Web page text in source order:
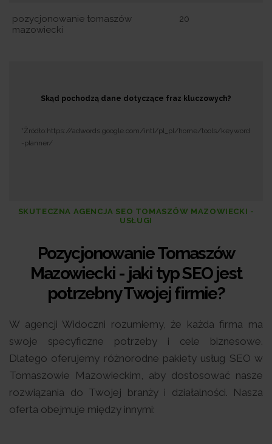
pozycjonowanie tomaszów
mazowiecki
20
Skąd pochodzą dane dotyczące fraz kluczowych?
*Żródło:https://adwords.google.com/intl/pl_pl/home/tools/keyword
-planner/
SKUTECZNA AGENCJA SEO TOMASZÓW MAZOWIECKI -
USŁUGI
Pozycjonowanie Tomaszów
Mazowiecki - jaki typ SEO jest
potrzebny Twojej firmie?
W agencji Widoczni rozumiemy, że każda firma ma
swoje specyficzne potrzeby i cele biznesowe.
Dlatego oferujemy różnorodne pakiety usług SEO w
Tomaszowie Mazowieckim, aby dostosować nasze
rozwiązania do Twojej branży i działalności. Nasza
oferta obejmuje między innymi: